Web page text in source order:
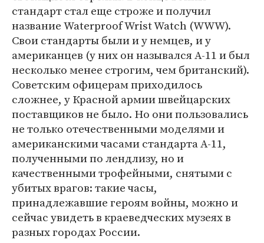
стандарт стал еще строже и получил
название Waterproof Wrist Watch (WWW).
Свои стандарты были и у немцев, и у
американцев (у них он назывался А-11 и был
несколько менее строгим, чем британский).
Советским офицерам приходилось
сложнее, у Красной армии швейцарских
поставщиков не было. Но они пользовались
не только отечественными моделями и
американскими часами стандарта А-11,
полученными по лендлизу, но и
качественными трофейными, снятыми с
убитых врагов: такие часы,
принадлежавшие героям войны, можно и
сейчас увидеть в краеведческих музеях в
разных городах России.